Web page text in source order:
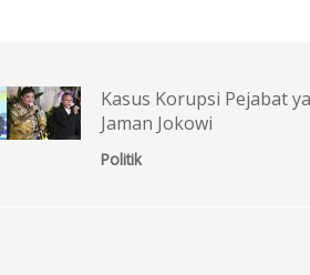
Kasus Korupsi Pejabat
Jaman Jokowi
Politik